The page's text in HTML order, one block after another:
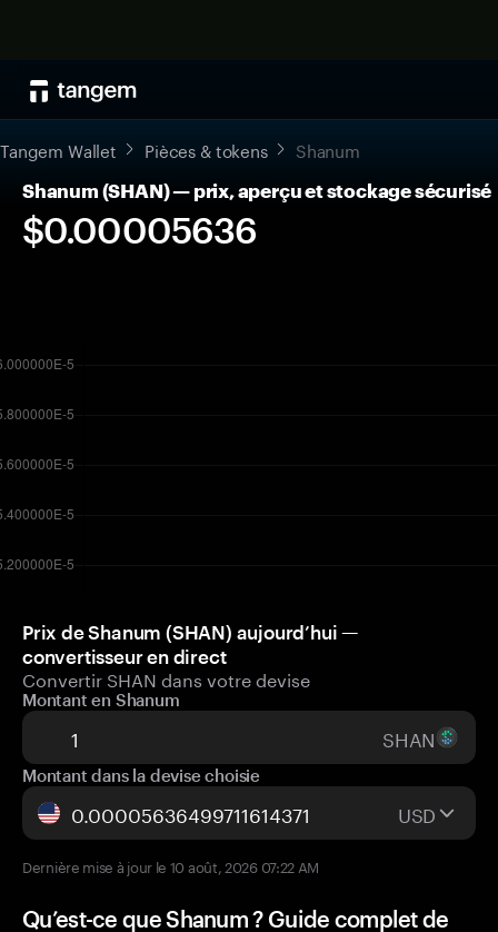
Tangem Wallet Pièces & tokens Shanum
Shanum (SHAN) — prix, aperçu et stockage sécurisé
$0.00005636
Prix de Shanum (SHAN) aujourd’hui —
convertisseur en direct
Convertir SHAN dans votre devise
Montant en Shanum
SHAN
Montant dans la devise choisie
USD
Dernière mise à jour le 10 août, 2026 07:22 AM
Qu’est-ce que Shanum ? Guide complet de